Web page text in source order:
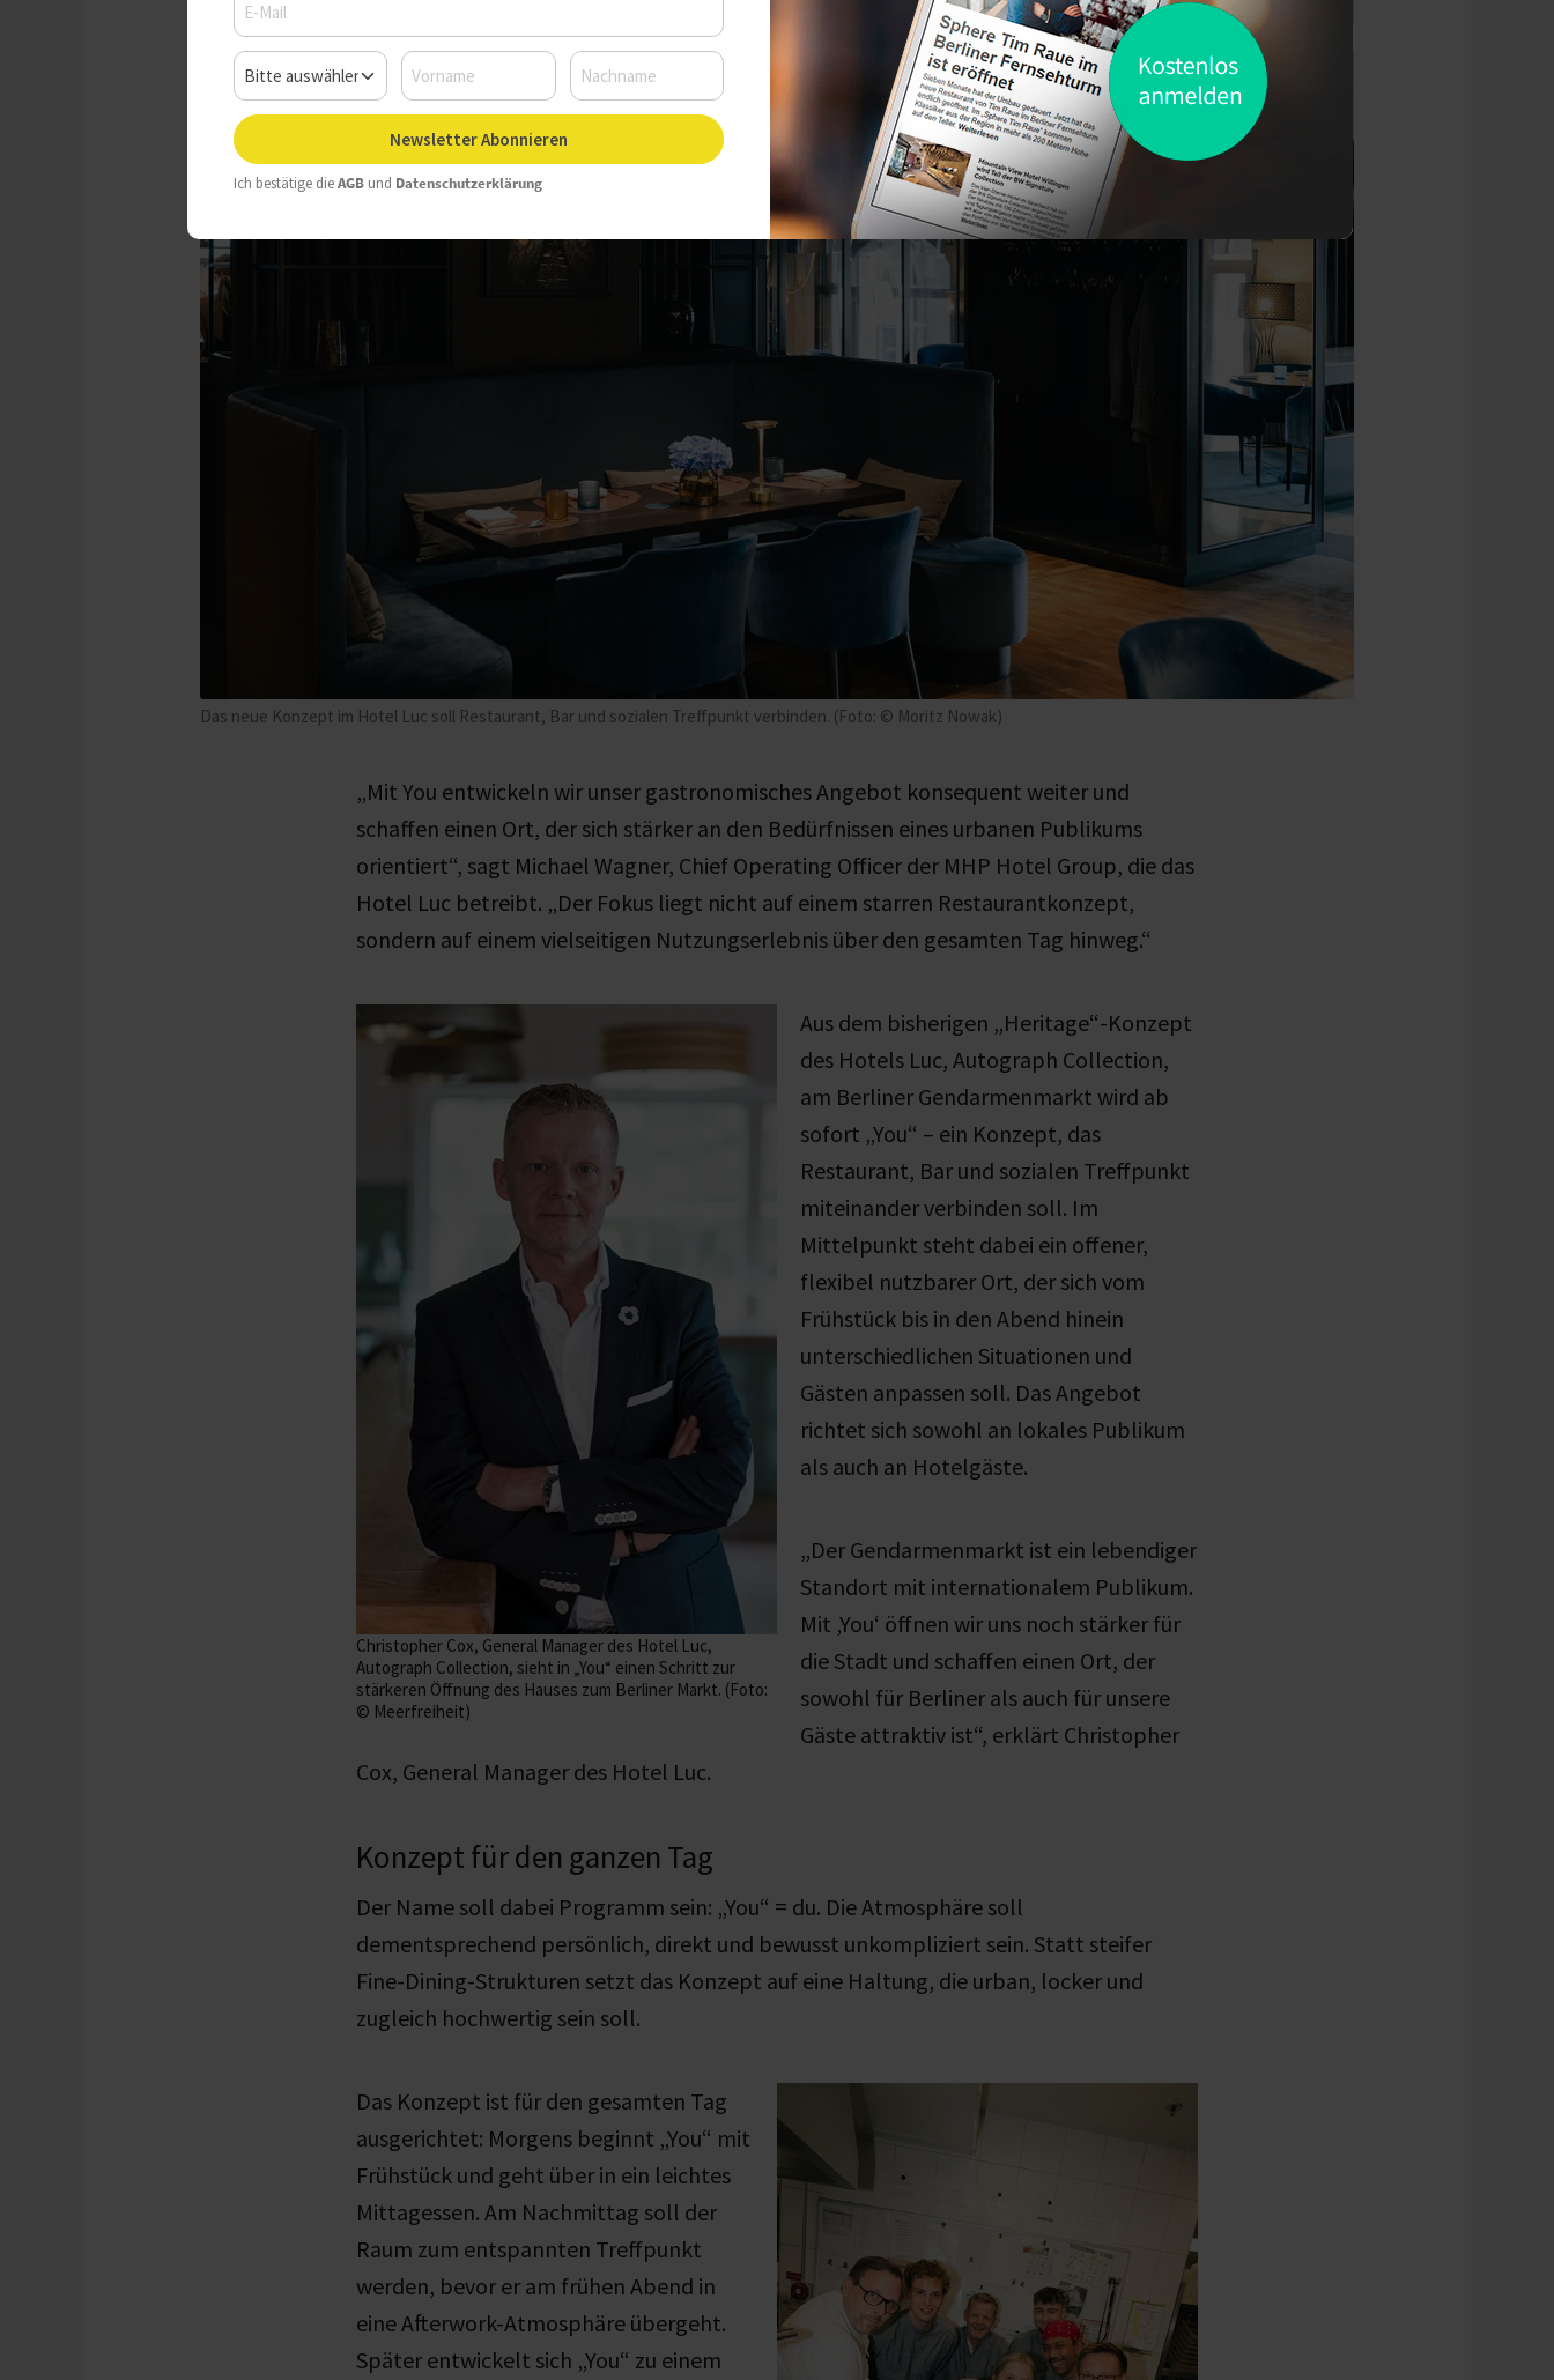
Das neue Konzept im Hotel Luc soll Restaurant, Bar und sozialen Treffpunkt verbinden. (Foto: © Moritz Nowak)
„Mit You entwickeln wir unser gastronomisches Angebot konsequent weiter und
schaffen einen Ort, der sich stärker an den Bedürfnissen eines urbanen Publikums
orientiert“, sagt Michael Wagner, Chief Operating Officer der MHP Hotel Group, die das
Hotel Luc betreibt. „Der Fokus liegt nicht auf einem starren Restaurantkonzept,
sondern auf einem vielseitigen Nutzungserlebnis über den gesamten Tag hinweg.“
Christopher Cox, General Manager des Hotel Luc,
Autograph Collection, sieht in „You“ einen Schritt zur
stärkeren Öffnung des Hauses zum Berliner Markt. (Foto:
© Meerfreiheit)
Aus dem bisherigen „Heritage“-Konzept
des Hotels Luc, Autograph Collection,
am Berliner Gendarmenmarkt wird ab
sofort „You“ – ein Konzept, das
Restaurant, Bar und sozialen Treffpunkt
miteinander verbinden soll. Im
Mittelpunkt steht dabei ein offener,
flexibel nutzbarer Ort, der sich vom
Frühstück bis in den Abend hinein
unterschiedlichen Situationen und
Gästen anpassen soll. Das Angebot
richtet sich sowohl an lokales Publikum
als auch an Hotelgäste.
„Der Gendarmenmarkt ist ein lebendiger
Standort mit internationalem Publikum.
Mit ‚You‘ öffnen wir uns noch stärker für
die Stadt und schaffen einen Ort, der
sowohl für Berliner als auch für unsere
Gäste attraktiv ist“, erklärt Christopher
Cox, General Manager des Hotel Luc.
Konzept für den ganzen Tag
Der Name soll dabei Programm sein: „You“ = du. Die Atmosphäre soll
dementsprechend persönlich, direkt und bewusst unkompliziert sein. Statt steifer
Fine-Dining-Strukturen setzt das Konzept auf eine Haltung, die urban, locker und
zugleich hochwertig sein soll.
Das Konzept ist für den gesamten Tag
ausgerichtet: Morgens beginnt „You“ mit
Frühstück und geht über in ein leichtes
Mittagessen. Am Nachmittag soll der
Raum zum entspannten Treffpunkt
werden, bevor er am frühen Abend in
eine Afterwork-Atmosphäre übergeht.
Später entwickelt sich „You“ zu einem
Newsletter Abonnieren
Ich bestätige dieAGB und Datenschutzerklärung